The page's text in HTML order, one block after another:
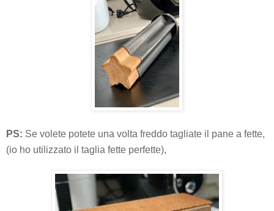
PS: Se volete potete una volta freddo tagliate il pane a fette,
(io ho utilizzato il taglia fette perfette),